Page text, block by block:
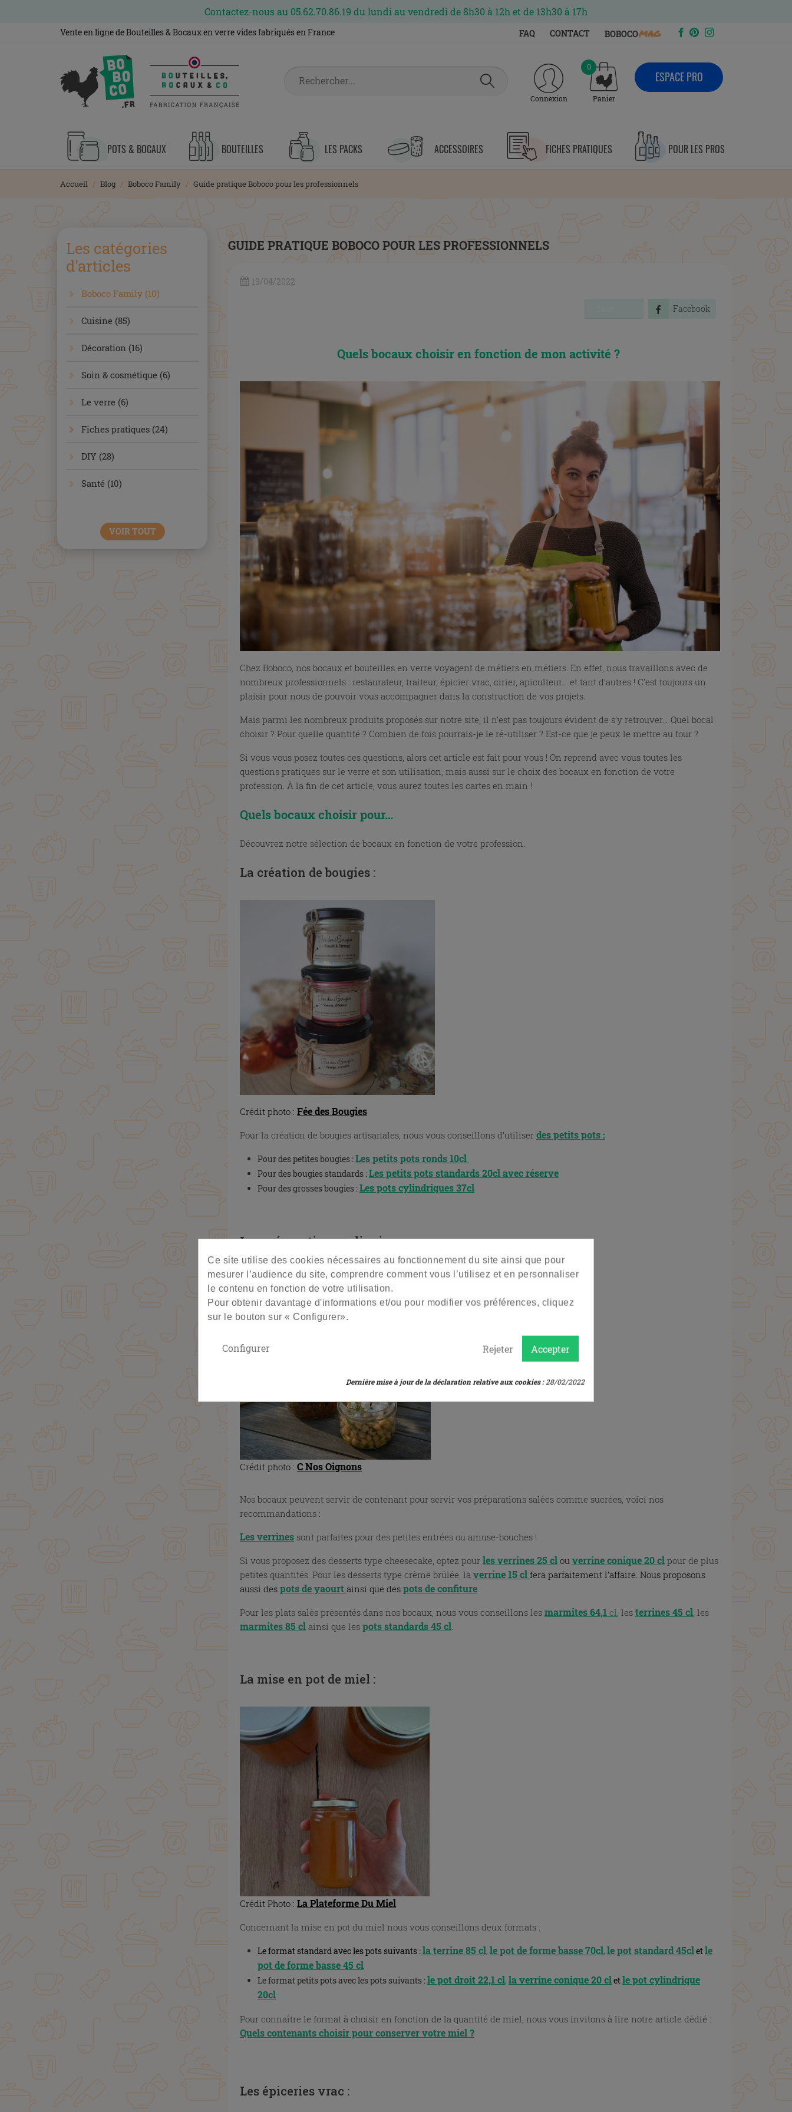
Contactez-nous au 05.62.70.86.19 du lundi au vendredi de 8h30 à 12h et de 13h30 à 17h
Vente en ligne de Bouteilles & Bocaux en verre vides fabriqués en France FAQ CONTACT BOBOCOmag
Connexion Panier
0
ESPACE PRO
POTS & BOCAUX BOUTEILLES LES PACKS ACCESSOIRES FICHES PRATIQUES POUR LES PROS
Accueil Blog Boboco Family Guide pratique Boboco pour les professionnels
Les catégories
d'articles
Boboco Family (10)
Cuisine (85)
Décoration (16)
Soin & cosmétique (6)
Le verre (6)
Fiches pratiques (24)
DIY (28)
Santé (10)
VOIR TOUT
GUIDE PRATIQUE BOBOCO POUR LES PROFESSIONNELS
19/04/2022
Facebook
Quels bocaux choisir en fonction de mon activité ?
Chez Boboco, nos bocaux et bouteilles en verre voyagent de métiers en métiers. En effet, nous travaillons avec de
nombreux professionnels : restaurateur, traiteur, épicier vrac, cirier, apiculteur… et tant d’autres ! C’est toujours un
plaisir pour nous de pouvoir vous accompagner dans la construction de vos projets.
Mais parmi les nombreux produits proposés sur notre site, il n’est pas toujours évident de s’y retrouver… Quel bocal
choisir ? Pour quelle quantité ? Combien de fois pourrais-je le ré-utiliser ? Est-ce que je peux le mettre au four ?
Si vous vous posez toutes ces questions, alors cet article est fait pour vous ! On reprend avec vous toutes les
questions pratiques sur le verre et son utilisation, mais aussi sur le choix des bocaux en fonction de votre
profession. À la fin de cet article, vous aurez toutes les cartes en main !
Quels bocaux choisir pour…
Découvrez notre sélection de bocaux en fonction de votre profession.
La création de bougies :
Crédit photo : Fée des Bougies
Pour la création de bougies artisanales, nous vous conseillons d’utiliser des petits pots :
Pour des petites bougies :Les petits pots ronds 10cl
Pour des bougies standards :Les petits pots standards 20cl avec réserve
Pour des grosses bougies :Les pots cylindriques 37cl
Les préparations culinaires :
Crédit photo : C Nos Oignons
Nos bocaux peuvent servir de contenant pour servir vos préparations salées comme sucrées, voici nos
recommandations :
Les verrines sont parfaites pour des petites entrées ou amuse-bouches !
Si vous proposez des desserts type cheesecake, optez pour les verrines 25 cl ou verrine conique 20 cl pour de plus
petites quantités. Pour les desserts type crème brûlée, la verrine 15 cl fera parfaitement l’affaire. Nous proposons
aussi des pots de yaourt ainsi que des potsde confiture.
Pour les plats salés présentés dans nos bocaux, nous vous conseillons les marmites 64,1 cl, les terrines 45 cl, les
marmites 85 cl ainsi que les pots standards 45 cl.
La mise en pot de miel :
Crédit Photo : La Plateforme Du Miel
Concernant la mise en pot du miel nous vous conseillons deux formats :
Le format standard avec les pots suivants :la terrine 85 cl, le pot de forme basse 70cl, le pot standard 45cletle
pot de forme basse 45 cl
Le format petits pots avec les pots suivants :le pot droit 22,1 cl, la verrine conique 20 cletle pot cylindrique
20cl
Pour connaître le format à choisir en fonction de la quantité de miel, nous vous invitons à lire notre article dédié :
Quels contenants choisir pour conserver votre miel ?
Les épiceries vrac :
Ce site utilise des cookies nécessaires au fonctionnement du site ainsi que pour
mesurer l’audience du site, comprendre comment vous l’utilisez et en personnaliser
le contenu en fonction de votre utilisation.
Pour obtenir davantage d'informations et/ou pour modifier vos préférences, cliquez
sur le bouton sur « Configurer».
Accepter
Rejeter
Configurer
Dernière mise à jour de la déclaration relative aux cookies :28/02/2022